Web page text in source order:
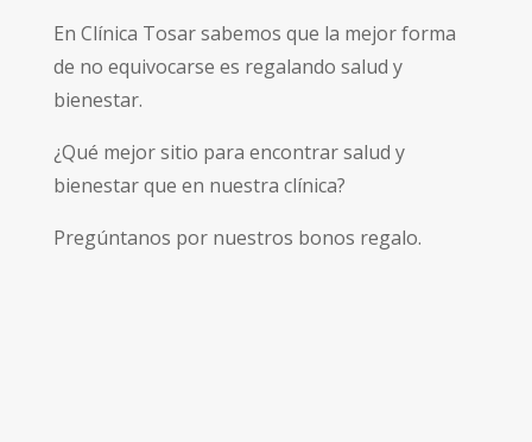
En Clínica Tosar sabemos que la mejor forma
de no equivocarse es regalando salud y
bienestar.
¿Qué mejor sitio para encontrar salud y
bienestar que en nuestra clínica?
Pregúntanos por nuestros bonos regalo.